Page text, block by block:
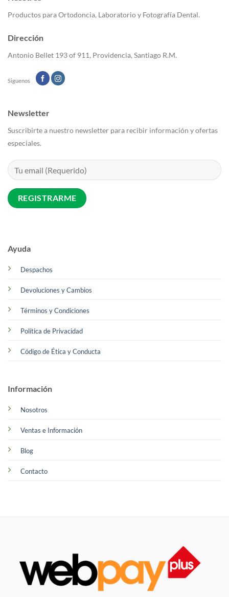
pueden
la
de
producto
Productos para Ortodoncia, Laboratorio y Fotografía Dental.
Dirección
Antonio Bellet 193 of 911, Providencia, Santiago R.M.
Siguenos
Ayuda
Despachos
Devoluciones y Cambios
Términos y Condiciones
Política de Privacidad
Código de Ética y Conducta
Información
Nosotros
Ventas e Información
Blog
Contacto
Newsletter
Suscribirte a nuestro newsletter para recibir información y ofertas
especiales.